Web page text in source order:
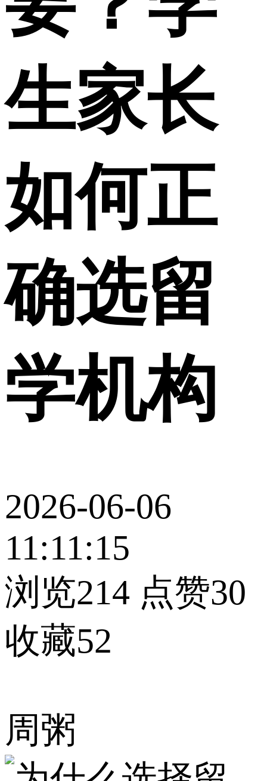
生家长
如何正
确选留
学机构
2026-06-06
11:11:15
浏览214 点赞30
收藏52
周粥